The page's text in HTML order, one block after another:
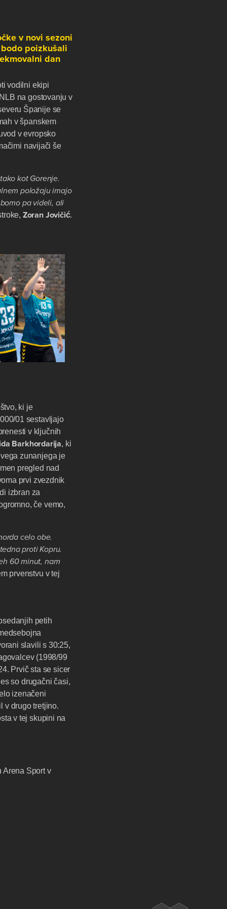
v novi sezoni
poizkušali
dan
vodilni ekipi
na gostovanju v
Španije se
v španskem
v evropsko
navijači še
kot Gorenje.
položaju imajo
pa videli, ali
Zoran Jovičić.
ki je
01 sestavljajo
v ključnih
Barkhordarija, ki
zunanjega je
pregled nad
prvi zvezdnik
izbran za
če vemo,
celo obe.
proti Kopru.
60 minut, nam
prvenstvu v tej
petih
slavili s 30:25,
(1998/99
Prvič sta se sicer
so drugačni časi,
izenačeni
v drugo tretjino.
v tej skupini na
Arena Sport v